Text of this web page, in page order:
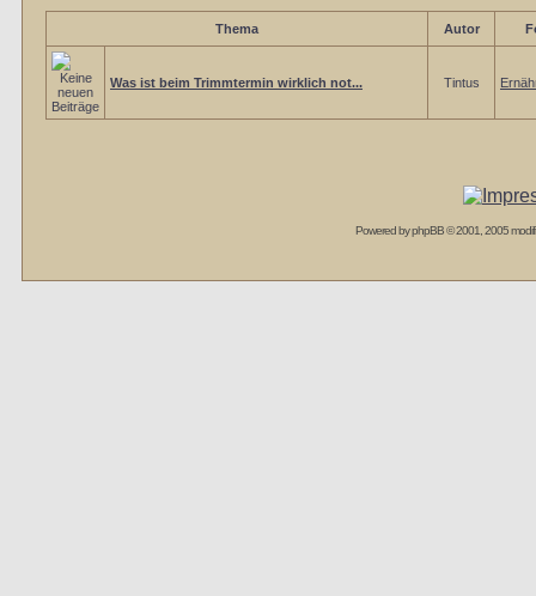
Thema Autor
Was ist beim Trimmtermin wirklich not... Tintus
Powered byphpBB© 2001, 2005